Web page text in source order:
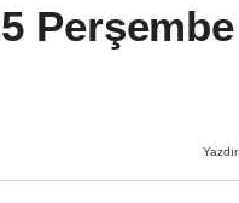
Perşembe
Yazdır